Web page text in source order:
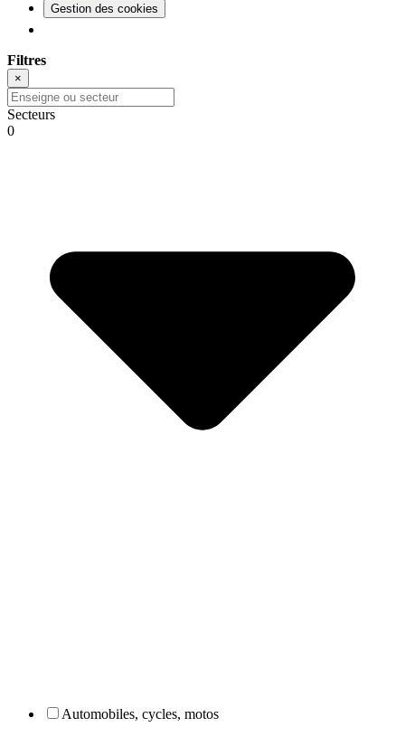
Gestion des cookies
Filtres
×
Secteurs
0
Automobiles, cycles, motos